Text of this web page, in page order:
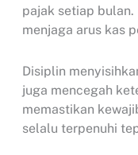
pajak setiap bulan.
menjaga arus kas
Disiplin
juga mencegah
memastikan
selalu terpenuhi